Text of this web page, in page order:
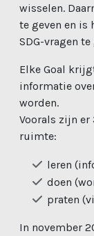
wisselen.
te geven en is
SDG-vragen
Elke Goal
informatie
worden.
Voorals zijn
ruimte:
leren
doen
praten
In november